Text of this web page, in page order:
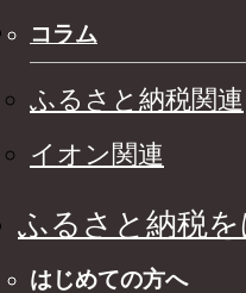
コラム
ふるさと納税関連
イオン関連
ふるさと納税
はじめての方へ